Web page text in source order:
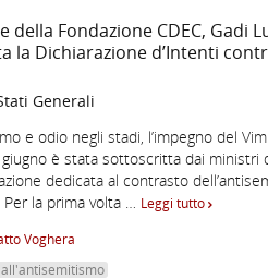
della Fondazione CDEC, Gadi
la Dichiarazione d’Intenti
Generali
e odio negli stadi, l’impegno del
è stata sottoscritta dai ministri
dedicata al contrasto
la prima volta … Leggi tutto
Voghera